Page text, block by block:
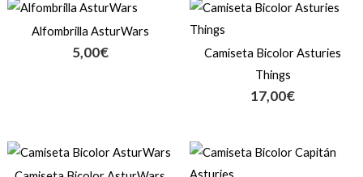
Alfombrilla AsturWars
5,00€
Camiseta Bicolor Asturies
Things
17,00€